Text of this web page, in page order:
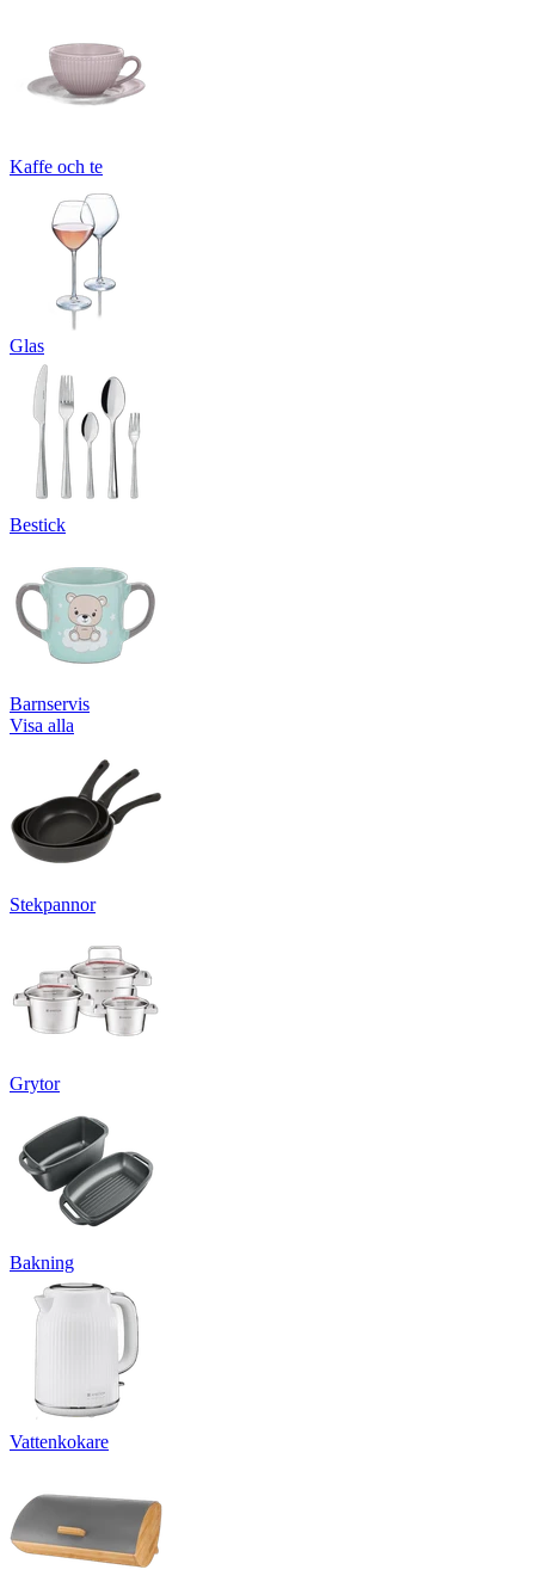
Kaffe och te
Glas
Bestick
Barnservis
Visa alla
Stekpannor
Grytor
Bakning
Vattenkokare